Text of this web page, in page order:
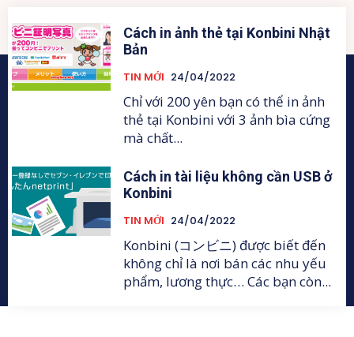
Cách in ảnh thẻ tại Konbini Nhật
Bản
TIN MỚI 24/04/2022
Chỉ với 200 yên bạn có thể in ảnh
thẻ tại Konbini với 3 ảnh bìa cứng
mà chất...
Cách in tài liệu không cần USB ở
Konbini
TIN MỚI 24/04/2022
Konbini (コンビニ) được biết đến
không chỉ là nơi bán các nhu yếu
phẩm, lương thực… Các bạn còn...